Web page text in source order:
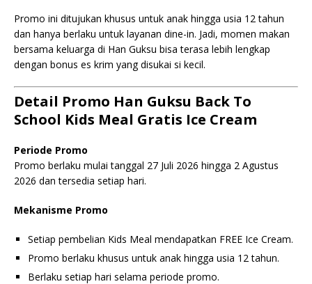
Promo ini ditujukan khusus untuk anak hingga usia 12 tahun
dan hanya berlaku untuk layanan dine-in. Jadi, momen makan
bersama keluarga di Han Guksu bisa terasa lebih lengkap
dengan bonus es krim yang disukai si kecil.
Detail Promo Han Guksu Back To
School Kids Meal Gratis Ice Cream
Periode Promo
Promo berlaku mulai tanggal 27 Juli 2026 hingga 2 Agustus
2026 dan tersedia setiap hari.
Mekanisme Promo
Setiap pembelian Kids Meal mendapatkan FREE Ice Cream.
Promo berlaku khusus untuk anak hingga usia 12 tahun.
Berlaku setiap hari selama periode promo.